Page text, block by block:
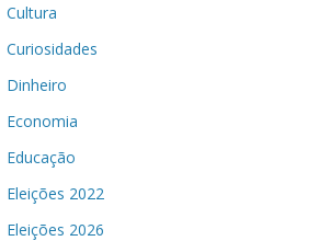
Cultura
Curiosidades
Dinheiro
Economia
Educação
Eleições 2022
Eleições 2026